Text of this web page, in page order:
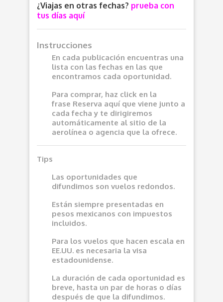
¿Viajas en otras fechas? prueba con
tus días aquí
Instrucciones
En cada publicación encuentras una
lista con las fechas en las que
encontramos cada oportunidad.
Para comprar, haz click en la
frase Reserva aquí que viene junto a
cada fecha y te dirigiremos
automáticamente al sitio de la
aerolínea o agencia que la ofrece.
Tips
Las oportunidades que
difundimos son vuelos redondos.
Están siempre presentadas en
pesos mexicanos con impuestos
incluidos.
Para los vuelos que hacen escala en
EE.UU. es necesaria la visa
estadounidense.
La duración de cada oportunidad es
breve, hasta un par de horas o días
después de que la difundimos.